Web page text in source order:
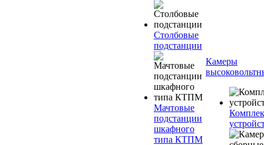
Столбовые
подстанции
Мачтовые
подстанции
шкафного
типа КТПМ
Камеры